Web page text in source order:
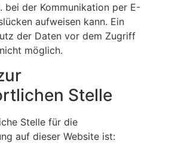
bei der Kommunikation per E-
aufweisen kann. Ein
der Daten vor dem Zugriff
möglich.
Stelle
Stelle für die
auf dieser Website ist: